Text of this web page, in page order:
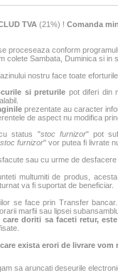
TVA (21%) ! Comanda
proceseaza conform
colete Sambata, Duminica si in
nostru face toate
si preturile pot diferi din
prezentate au caracter
de aspect nu modifica
status "stoc furnizor" pot
stoc furnizor" vor putea fi livrate
sau cu urme de
multumiti de produs,
va fi suportat de beneficiar.
se face prin Transfer
marfii sau lipsei
care doriti sa faceti retur,
exista erori de livrare
sa aruncati deseurile